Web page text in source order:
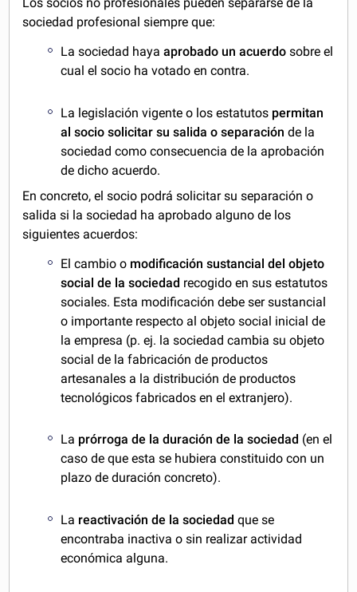
sociedad profesional siempre que:
La sociedad hayaaprobado un acuerdo sobre el
cual el socio ha votado en contra.
La legislación vigente o los estatutos permitan
al socio solicitar su salida o separación de la
sociedad como consecuencia de la aprobación
de dicho acuerdo.
En concreto, el socio podrá solicitar su separación o
salida si la sociedad ha aprobado alguno de los
siguientes acuerdos:
El cambio o modificación sustancial del objeto
social de la sociedad recogido en sus estatutos
sociales. Esta modificación debe ser sustancial
o importante respecto al objeto social inicial de
la empresa (p. ej. la sociedad cambia su objeto
social de la fabricación de productos
artesanales a la distribución de productos
tecnológicos fabricados en el extranjero).
La prórroga de la duración de la sociedad (en el
caso de que esta se hubiera constituido con un
plazo de duración concreto).
La reactivación de la sociedad que se
encontraba inactiva o sin realizar actividad
económica alguna.